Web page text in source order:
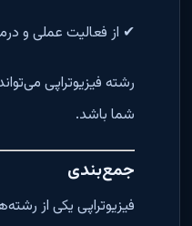
✔ از فعالیت عملی و
رشته فیزیوتراپی
شما باشد.
جمع‌بندی
فیزیوتراپی یکی از